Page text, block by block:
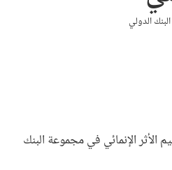
الدولي
الأثر الإنمائي في مجموعة البنك